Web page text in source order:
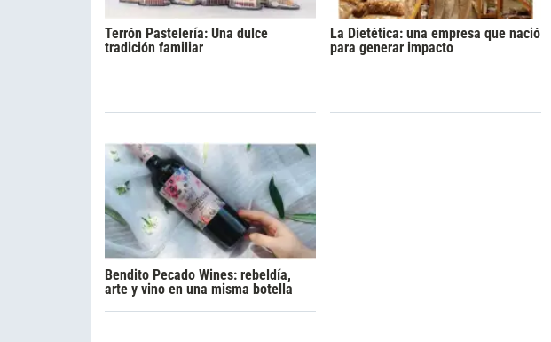
Terrón Pastelería: Una dulce
tradición familiar
La Dietética: una empresa que nació
para generar impacto
Bendito Pecado Wines: rebeldía,
arte y vino en una misma botella